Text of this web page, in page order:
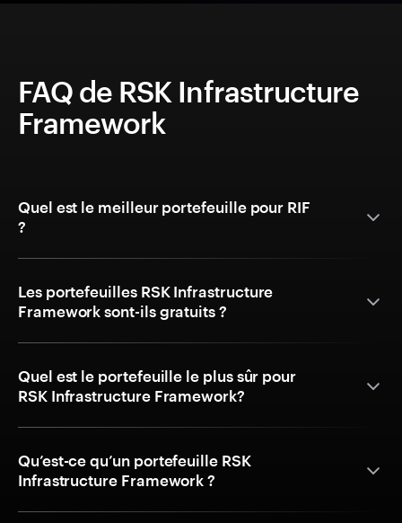
FAQ de RSK Infrastructure
Framework
Quel est le meilleur portefeuille pour RIF
?
Les portefeuilles RSK Infrastructure
Framework sont-ils gratuits ?
Quel est le portefeuille le plus sûr pour
RSK Infrastructure Framework?
Qu’est-ce qu’un portefeuille RSK
Infrastructure Framework ?